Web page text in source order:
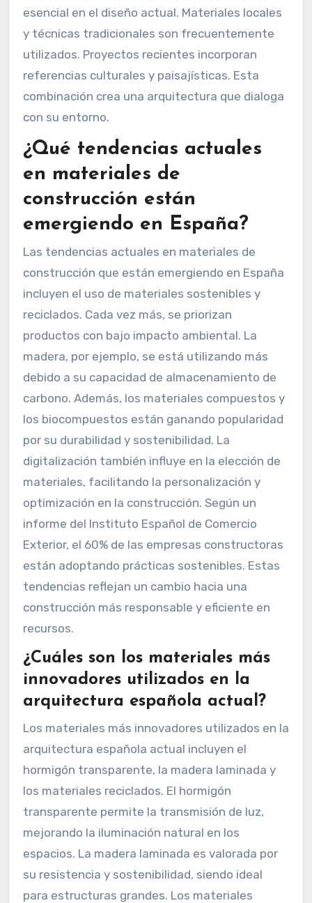
esencial en el diseño actual. Materiales locales
y técnicas tradicionales son frecuentemente
utilizados. Proyectos recientes incorporan
referencias culturales y paisajísticas. Esta
combinación crea una arquitectura que dialoga
con su entorno.
¿Qué tendencias actuales
en materiales de
construcción están
emergiendo en España?
Las tendencias actuales en materiales de
construcción que están emergiendo en España
incluyen el uso de materiales sostenibles y
reciclados. Cada vez más, se priorizan
productos con bajo impacto ambiental. La
madera, por ejemplo, se está utilizando más
debido a su capacidad de almacenamiento de
carbono. Además, los materiales compuestos y
los biocompuestos están ganando popularidad
por su durabilidad y sostenibilidad. La
digitalización también influye en la elección de
materiales, facilitando la personalización y
optimización en la construcción. Según un
informe del Instituto Español de Comercio
Exterior, el 60% de las empresas constructoras
están adoptando prácticas sostenibles. Estas
tendencias reflejan un cambio hacia una
construcción más responsable y eficiente en
recursos.
¿Cuáles son los materiales más
innovadores utilizados en la
arquitectura española actual?
Los materiales más innovadores utilizados en la
arquitectura española actual incluyen el
hormigón transparente, la madera laminada y
los materiales reciclados. El hormigón
transparente permite la transmisión de luz,
mejorando la iluminación natural en los
espacios. La madera laminada es valorada por
su resistencia y sostenibilidad, siendo ideal
para estructuras grandes. Los materiales